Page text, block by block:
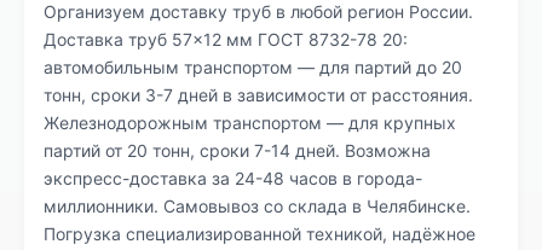
Организуем доставку труб в любой регион России.
Доставка труб 57×12 мм ГОСТ 8732-78 20:
автомобильным транспортом — для партий до 20
тонн, сроки 3-7 дней в зависимости от расстояния.
Железнодорожным транспортом — для крупных
партий от 20 тонн, сроки 7-14 дней. Возможна
экспресс-доставка за 24-48 часов в города-
миллионники. Самовывоз со склада в Челябинске.
Погрузка специализированной техникой, надёжное